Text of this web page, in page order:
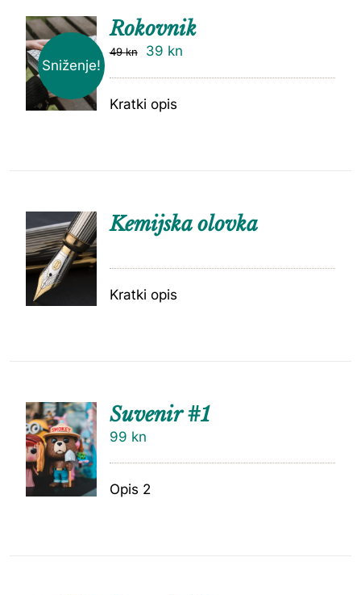
Sniženje!
DODAJ
Rokovnik
49kn 39 kn
Kratki opis
Kemijska olovka
Kratki opis
DODAJ
U
KOŠARI
CU
Suvenir #1
99 kn
Opis 2